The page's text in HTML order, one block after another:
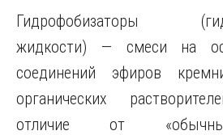
Гидрофобизаторы
жидкости) — смеси на
соединений эфиров
органических
отличие от